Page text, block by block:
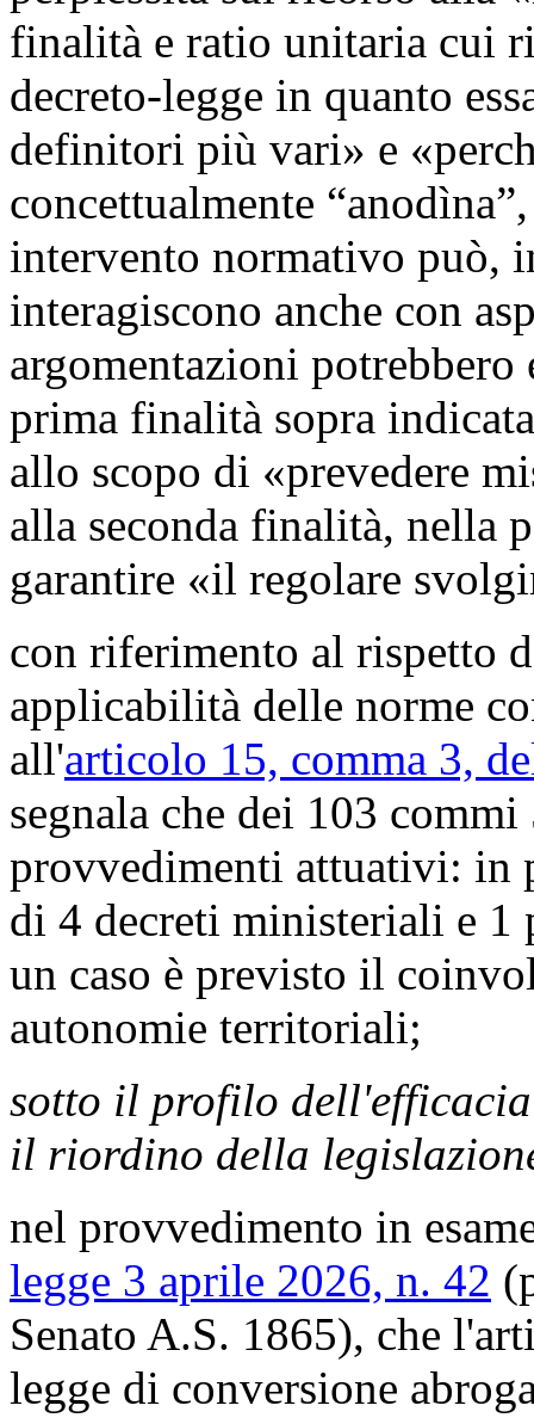
finalità e ratio unitaria cui
decreto-legge in quanto
definitori più vari» e
concettualmente
intervento normativo può,
interagiscono anche con
argomentazioni potrebbero
prima finalità sopra
allo scopo di «prevedere
alla seconda finalità, nella
garantire «il regolare
con riferimento al rispetto
applicabilità delle norme
all'articolo 15, comma 3,
segnala che dei 103
provvedimenti attuativi: in
di 4 decreti ministeriali e 1
un caso è previsto il
autonomie territoriali;
sotto il profilo
il riordino della
nel provvedimento in
legge 3 aprile 2026, n. 42
Senato A.S. 1865), che
legge di conversione